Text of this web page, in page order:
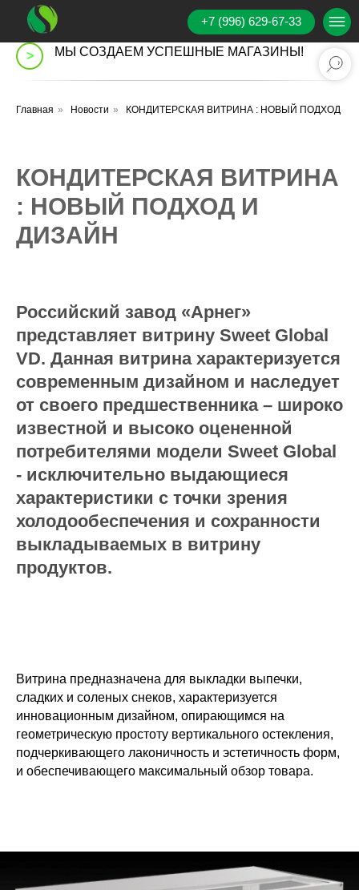
+7 (996) 629-67-33
> МЫ СОЗДАЕМ УСПЕШНЫЕ МАГАЗИНЫ!
Главная » Новости » КОНДИТЕРСКАЯ ВИТРИНА : НОВЫЙ ПОДХОД
КОНДИТЕРСКАЯ ВИТРИНА
: НОВЫЙ ПОДХОД И
ДИЗАЙН
Российский завод «Арнег»
представляет витрину Sweet Global
VD. Данная витрина характеризуется
современным дизайном и наследует
от своего предшественника – широко
известной и высоко оцененной
потребителями модели Sweet Global
- исключительно выдающиеся
характеристики с точки зрения
холодообеспечения и сохранности
выкладываемых в витрину
продуктов.
Витрина предназначена для выкладки выпечки,
сладких и соленых снеков, характеризуется
инновационным дизайном, опирающимся на
геометрическую простоту вертикального остекления,
подчеркивающего лаконичность и эстетичность форм,
и обеспечивающего максимальный обзор товара.